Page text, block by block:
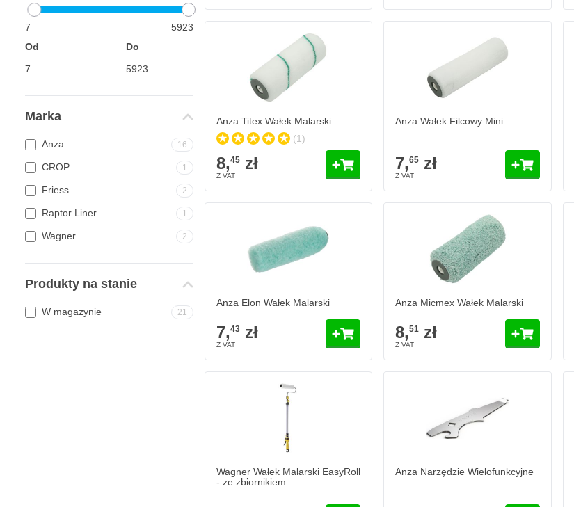
7
5923
Od
Do
Marka
Anza 16
CROP 1
Friess 2
Raptor Liner 1
Wagner 2
Produkty na stanie
W magazynie 21
Anza Titex Wałek Malarski
(1)
8,45zł
Anza Wałek Filcowy Mini
7,65 zł
Anza Elon Wałek Malarski
7,43zł
Anza Micmex Wałek Malarski
8,51 zł
Wagner Wałek Malarski EasyRoll
- ze zbiornikiem
Anza Narzędzie Wielofunkcyjne